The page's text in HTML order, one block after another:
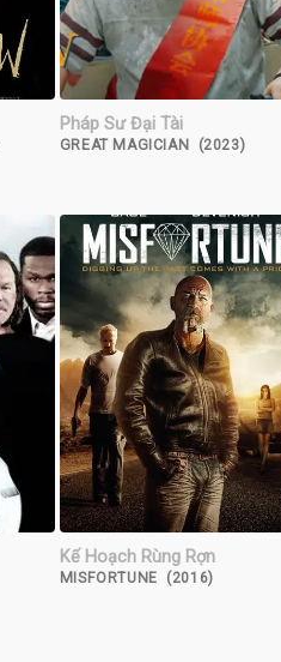
Pháp Sư Đại Tài
GREAT MAGICIAN (2023)
Kế Hoạch Rùng Rợn
MISFORTUNE (2016)